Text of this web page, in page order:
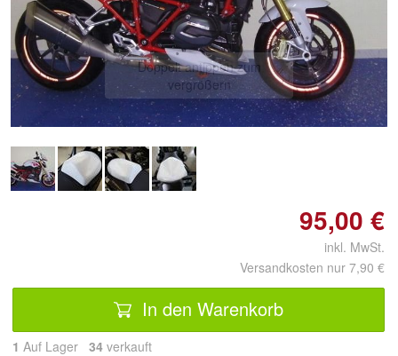
Doppelt antippen zum
vergrößern
95,00 €
inkl. MwSt.
Versandkosten nur 7,90 €
In den Warenkorb
1 Auf Lager 34 verkauft